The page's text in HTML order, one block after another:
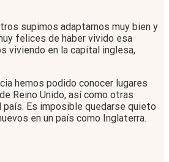
supimos adaptarnos muy bien y
felices de haber vivido esa
viviendo en la capital inglesa,
hemos podido conocer lugares
Reino Unido, así como otras
Es imposible quedarse quieto
en un país como Inglaterra.